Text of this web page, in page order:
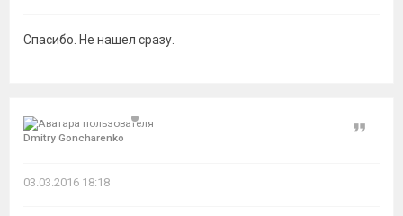
Спасибо. Не нашел сразу.
Dmitry Goncharenko
Цитата
03.03.2016 18:18